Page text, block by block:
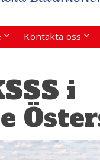
Kontakta oss
i